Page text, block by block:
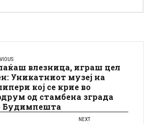
влезница, играш цел
Уникатниот музеј на
кој се крие во
од стамбена зграда
Будимпешта
NEXT